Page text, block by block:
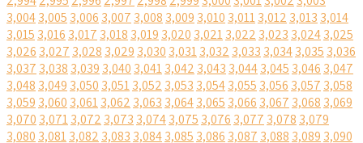
3,0043,005 3,006 3,007 3,008 3,009 3,010 3,0113,012 3,013 3,014
3,015 3,016 3,017 3,018 3,019 3,020 3,0213,022 3,023 3,0243,025
3,026 3,027 3,028 3,029 3,030 3,0313,032 3,033 3,0343,035 3,036
3,037 3,038 3,039 3,040 3,0413,042 3,043 3,0443,045 3,046 3,047
3,048 3,049 3,050 3,0513,052 3,053 3,0543,055 3,056 3,057 3,058
3,059 3,060 3,0613,062 3,063 3,0643,065 3,066 3,067 3,068 3,069
3,070 3,0713,072 3,073 3,0743,075 3,076 3,077 3,078 3,079
3,080 3,0813,082 3,083 3,0843,085 3,086 3,087 3,088 3,089 3,090